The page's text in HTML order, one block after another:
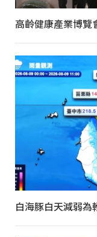
高齡健康產業博覽
白海豚白天減弱為